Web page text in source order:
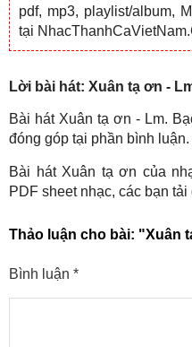
pdf, mp3, playlist/album,
tại
Lời bài hát: Xuân tạ ơn -
Bài hát Xuân tạ ơn - Lm.
đóng góp tại phần bình luận.
Bài hát Xuân tạ ơn của
PDF sheet nhạc, các bạn
Thảo luận cho bài: "Xuân
Bình luận *